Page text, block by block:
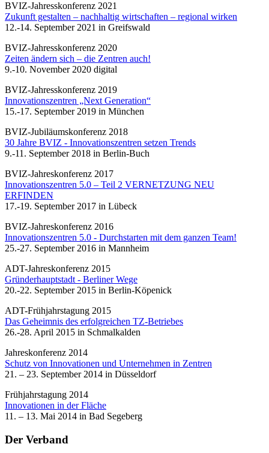
BVIZ-Jahresskonferenz 2021
Zukunft gestalten – nachhaltig wirtschaften – regional wirken
12.-14. September 2021 in Greifswald
BVIZ-Jahresskonferenz 2020
Zeiten ändern sich – die Zentren auch!
9.-10. November 2020 digital
BVIZ-Jahresskonferenz 2019
Innovationszentren „Next Generation“
15.-17. September 2019 in München
BVIZ-Jubiläumskonferenz 2018
30 Jahre BVIZ - Innovationszentren setzen Trends
9.-11. September 2018 in Berlin-Buch
BVIZ-Jahreskonferenz 2017
Innovationszentren 5.0 – Teil 2 VERNETZUNG NEU
ERFINDEN
17.-19. September 2017 in Lübeck
BVIZ-Jahreskonferenz 2016
Innovationszentren 5.0 - Durchstarten mit dem ganzen Team!
25.-27. September 2016 in Mannheim
ADT-Jahreskonferenz 2015
Gründerhauptstadt - Berliner Wege
20.-22. September 2015 in Berlin-Köpenick
ADT-Frühjahrstagung 2015
Das Geheimnis des erfolgreichen TZ-Betriebes
26.-28. April 2015 in Schmalkalden
Jahreskonferenz 2014
Schutz von Innovationen und Unternehmen in Zentren
21. – 23. September 2014 in Düsseldorf
Frühjahrstagung 2014
Innovationen in der Fläche
11. – 13. Mai 2014 in Bad Segeberg
Der Verband